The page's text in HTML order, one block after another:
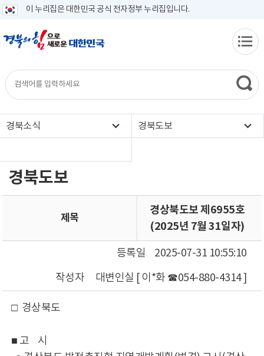
이 누리집은 대한민국 공식 전자정부 누리집입니다.
경북소식 경북도보
경북도보
제목
경상북도보 제6955호
(2025년 7월 31일자)
등록일
2025-07-31 10:55:10
작성자
대변인실 [ 이*화 ☎054-880-4314 ]
□ 경상북도
■ 고 시